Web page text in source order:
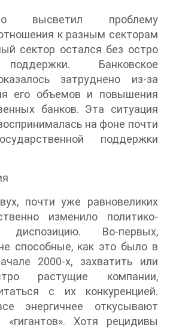
высветил проблему
к разным секторам
сектор остался без остро
Банковское
затруднено из-за
его объемов и повышения
банков. Эта ситуация
на фоне почти
поддержки
почти уже равновеликих
изменило политико-
диспозицию. Во-первых,
способные, как это было в
2000-х, захватить или
растущие компании,
с их конкуренцией.
энергичнее откусывают
«гигантов». Хотя рецидивы